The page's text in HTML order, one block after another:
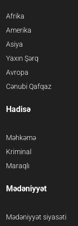
Afrika
Amerika
Asiya
Yaxın Şərq
Avropa
Cənubi Qafqaz
Hadisə
Məhkəmə
Kriminal
Maraqlı
Mədəniyyət
Mədəniyyət siyasəti